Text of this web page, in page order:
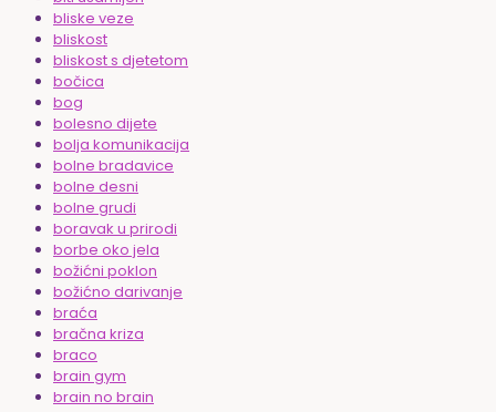
bliske veze
bliskost
bliskost s djetetom
bočica
bog
bolesno dijete
bolja komunikacija
bolne bradavice
bolne desni
bolne grudi
boravak u prirodi
borbe oko jela
božićni poklon
božićno darivanje
braća
bračna kriza
braco
brain gym
brain no brain